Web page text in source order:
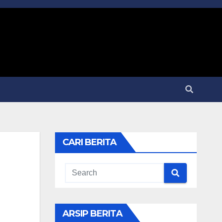
CARI BERITA
ARSIP BERITA